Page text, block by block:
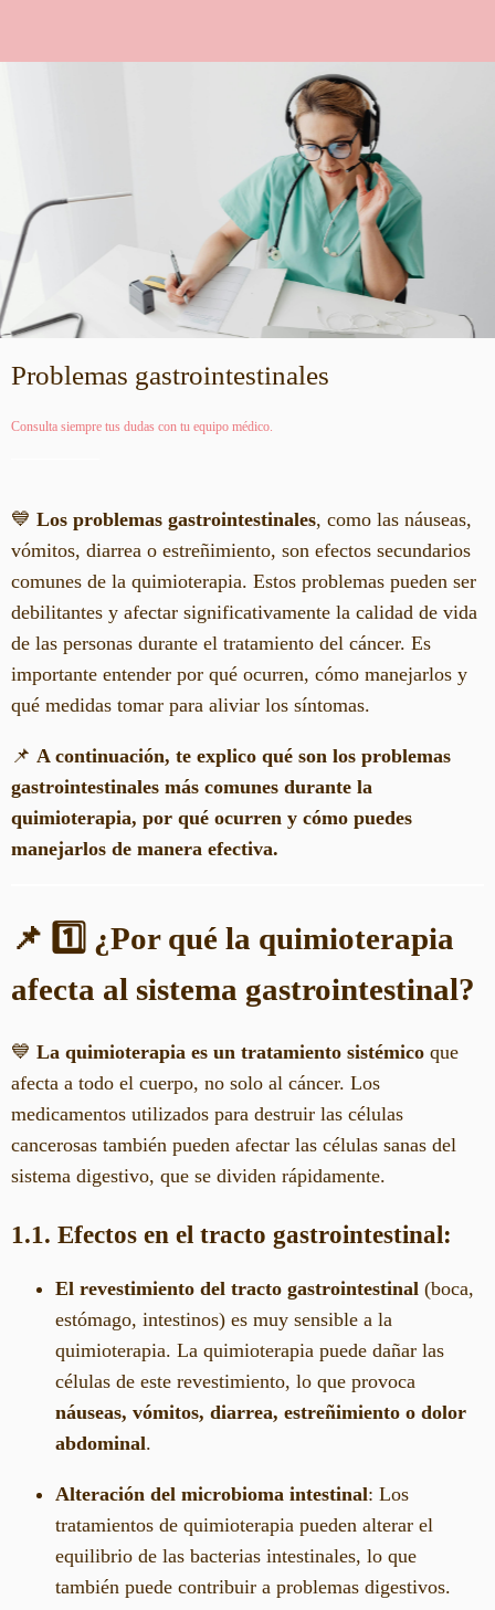
Problemas gastrointestinales
Consulta siempre tus dudas con tu equipo médico.
💙 Los problemas gastrointestinales, como las náuseas,
vómitos, diarrea o estreñimiento, son efectos secundarios
comunes de la quimioterapia. Estos problemas pueden ser
debilitantes y afectar significativamente la calidad de vida
de las personas durante el tratamiento del cáncer. Es
importante entender por qué ocurren, cómo manejarlos y
qué medidas tomar para aliviar los síntomas.
📌 A continuación, te explico qué son los problemas
gastrointestinales más comunes durante la
quimioterapia, por qué ocurren y cómo puedes
manejarlos de manera efectiva.
📌 1️⃣ ¿Por qué la quimioterapia
afecta al sistema gastrointestinal?
💙 La quimioterapia es un tratamiento sistémico que
afecta a todo el cuerpo, no solo al cáncer. Los
medicamentos utilizados para destruir las células
cancerosas también pueden afectar las células sanas del
sistema digestivo, que se dividen rápidamente.
1.1. Efectos en el tracto gastrointestinal:
El revestimiento del tracto gastrointestinal (boca,
estómago, intestinos) es muy sensible a la
quimioterapia. La quimioterapia puede dañar las
células de este revestimiento, lo que provoca
náuseas, vómitos, diarrea, estreñimiento o dolor
abdominal.
Alteración del microbioma intestinal: Los
tratamientos de quimioterapia pueden alterar el
equilibrio de las bacterias intestinales, lo que
también puede contribuir a problemas digestivos.